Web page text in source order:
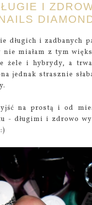
I
długich i zadbanych
miałam z tym
żele i hybrydy, a
jednak strasznie
na prostą i od
- długimi i zdrowo